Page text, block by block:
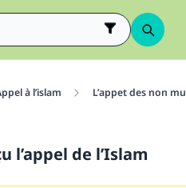
à l’islam L’appet des non
l’appel de l’Islam